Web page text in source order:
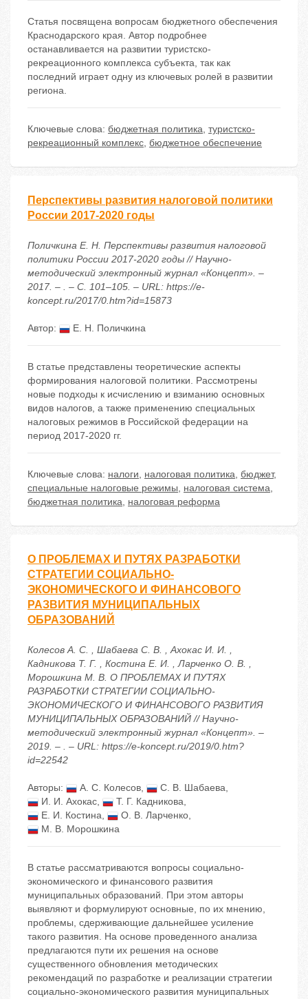
Статья посвящена вопросам бюджетного обеспечения
Краснодарского края. Автор подробнее
останавливается на развитии туристско-
рекреационного комплекса субъекта, так как
последний играет одну из ключевых ролей в развитии
региона.
Ключевые слова: бюджетная политика, туристско-
рекреационный комплекс, бюджетное обеспечение
Перспективы развития налоговой политики
России 2017-2020 годы
Поличкина Е. Н. Перспективы развития налоговой
политики России 2017-2020 годы // Научно-
методический электронный журнал «Концепт». –
2017. – . – С. 101–105. – URL: https://e-
koncept.ru/2017/0.htm?id=15873
Автор: Е. Н. Поличкина
В статье представлены теоретические аспекты
формирования налоговой политики. Рассмотрены
новые подходы к исчислению и взиманию основных
видов налогов, а также применению специальных
налоговых режимов в Российской федерации на
период 2017-2020 гг.
Ключевые слова: налоги, налоговая политика, бюджет,
специальные налоговые режимы, налоговая система,
бюджетная политика, налоговая реформа
О ПРОБЛЕМАХ И ПУТЯХ РАЗРАБОТКИ
СТРАТЕГИИ СОЦИАЛЬНО-
ЭКОНОМИЧЕСКОГО И ФИНАНСОВОГО
РАЗВИТИЯ МУНИЦИПАЛЬНЫХ
ОБРАЗОВАНИЙ
Колесов А. С. , Шабаева С. В. , Ахокас И. И. ,
Кадникова Т. Г. , Костина Е. И. , Ларченко О. В. ,
Морошкина М. В. О ПРОБЛЕМАХ И ПУТЯХ
РАЗРАБОТКИ СТРАТЕГИИ СОЦИАЛЬНО-
ЭКОНОМИЧЕСКОГО И ФИНАНСОВОГО РАЗВИТИЯ
МУНИЦИПАЛЬНЫХ ОБРАЗОВАНИЙ // Научно-
методический электронный журнал «Концепт». –
2019. – . – URL: https://e-koncept.ru/2019/0.htm?
id=22542
Авторы: А. С. Колесов, С. В. Шабаева,
И. И. Ахокас, Т. Г. Кадникова,
Е. И. Костина, О. В. Ларченко,
М. В. Морошкина
В статье рассматриваются вопросы социально-
экономического и финансового развития
муниципальных образований. При этом авторы
выявляют и формулируют основные, по их мнению,
проблемы, сдерживающие дальнейшее усиление
такого развития. На основе проведенного анализа
предлагаются пути их решения на основе
существенного обновления методических
рекомендаций по разработке и реализации стратегии
социально-экономического развития муниципальных